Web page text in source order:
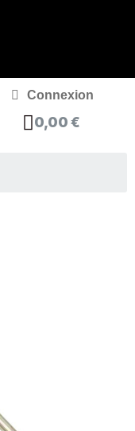
Connexion
0,00 €